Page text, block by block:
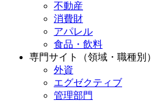
不動産
消費財
アパレル
食品・飲料
専門サイト（領域・職種別）
外資
エグゼクティブ
管理部門